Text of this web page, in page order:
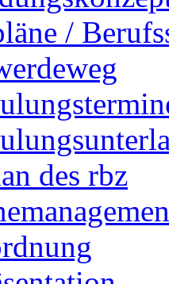
/
des rbz